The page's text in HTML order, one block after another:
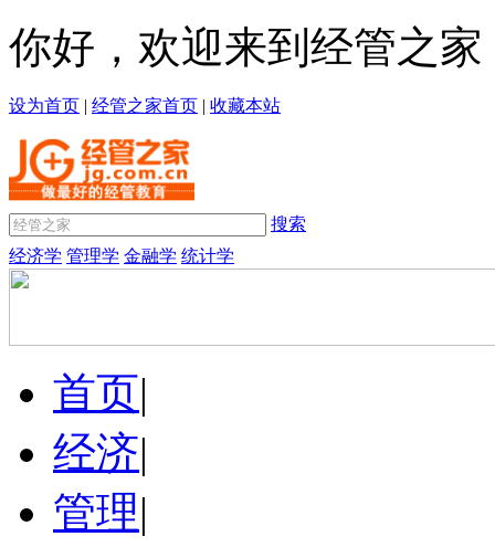
你好，欢迎来到经管之家
设为首页 | 经管之家首页 | 收藏本站
搜索
经济学 管理学 金融学 统计学
首页|
经济|
管理|